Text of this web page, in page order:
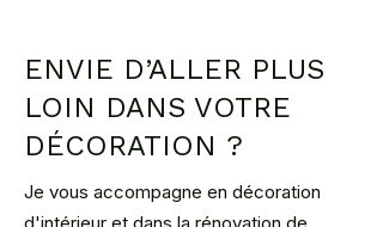
ENVIE D’ALLER PLUS
LOIN DANS VOTRE
DÉCORATION ?
Je vous accompagne en décoration